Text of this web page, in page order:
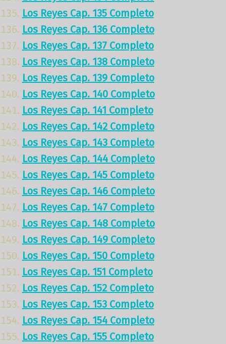
Los Reyes Cap. 135 Completo
Los Reyes Cap. 136 Completo
Los Reyes Cap. 137 Completo
Los Reyes Cap. 138 Completo
Los Reyes Cap. 139 Completo
Los Reyes Cap. 140 Completo
Los Reyes Cap. 141 Completo
Los Reyes Cap. 142 Completo
Los Reyes Cap. 143 Completo
Los Reyes Cap. 144 Completo
Los Reyes Cap. 145 Completo
Los Reyes Cap. 146 Completo
Los Reyes Cap. 147 Completo
Los Reyes Cap. 148 Completo
Los Reyes Cap. 149 Completo
Los Reyes Cap. 150 Completo
Los Reyes Cap. 151 Completo
Los Reyes Cap. 152 Completo
Los Reyes Cap. 153 Completo
Los Reyes Cap. 154 Completo
Los Reyes Cap. 155 Completo